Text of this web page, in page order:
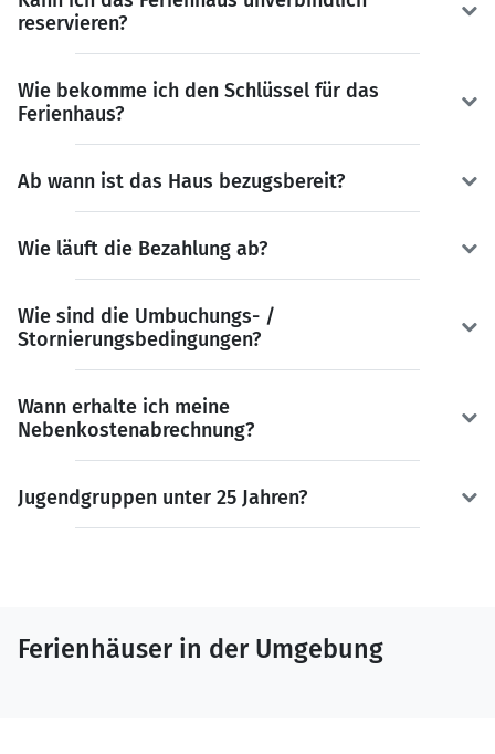
reservieren?
Wie bekomme ich den Schlüssel für das
Ferienhaus?
Ab wann ist das Haus bezugsbereit?
Wie läuft die Bezahlung ab?
Wie sind die Umbuchungs- /
Stornierungsbedingungen?
Wann erhalte ich meine
Nebenkostenabrechnung?
Jugendgruppen unter 25 Jahren?
Ferienhäuser in der Umgebung